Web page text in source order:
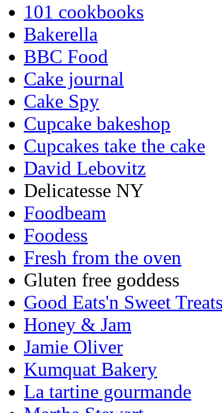
101 cookbooks
Bakerella
BBC Food
Cake journal
Cake Spy
Cupcake bakeshop
Cupcakes take the cake
David Lebovitz
Delicatesse NY
Foodbeam
Foodess
Fresh from the oven
Gluten free goddess
Good Eats'n Sweet
Honey & Jam
Jamie Oliver
Kumquat Bakery
La tartine gourmande